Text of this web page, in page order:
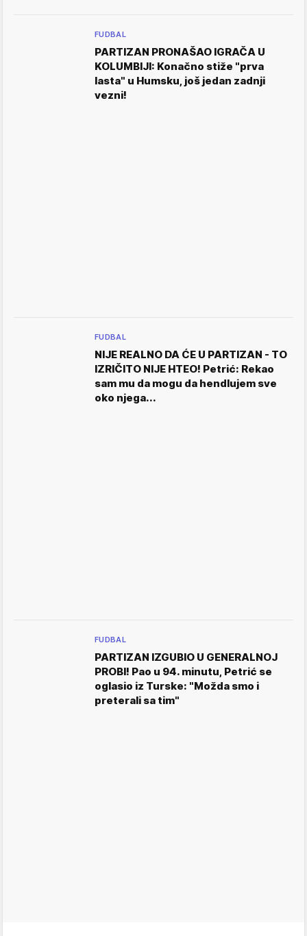
FUDBAL
PARTIZAN PRONAŠAO IGRAČA U
KOLUMBIJI: Konačno stiže "prva
lasta" u Humsku, još jedan zadnji
vezni!
FUDBAL
NIJE REALNO DA ĆE U PARTIZAN - TO
IZRIČITO NIJE HTEO! Petrić: Rekao
sam mu da mogu da hendlujem sve
oko njega...
FUDBAL
PARTIZAN IZGUBIO U GENERALNOJ
PROBI! Pao u 94. minutu, Petrić se
oglasio iz Turske: "Možda smo i
preterali sa tim"